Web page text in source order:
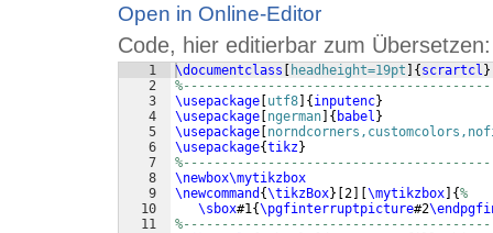
Open in Online-Editor
Code, hier editierbar zum Übersetzen:
1
2
3
4
5
6
7
8
9
10
11
\documentclass headheight=19pt { scrartcl }
\usepackage utf8 { inputenc}
\usepackage ngerman { babel }
\usepackage
\usepackage{tikz}
\newbox\mytikzbox
\newcommand {\tikzBox} 2 \mytikzbox {%
\sbox#1{\pgfinterruptpicture#2